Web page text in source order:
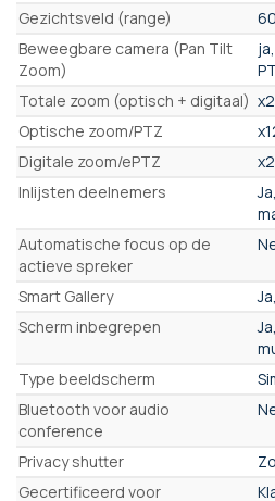
Gezichtsveld (range)
Beweegbare camera (Pan Tilt
Zoom)
Totale zoom (optisch + digitaal)
Optische zoom/PTZ
Digitale zoom/ePTZ
x2
Inlijsten deelnemers
Automatische focus op de
actieve spreker
Smart Gallery
Scherm inbegrepen
Type beeldscherm
Bluetooth voor audio
conference
Privacy shutter
Gecertificeerd voor